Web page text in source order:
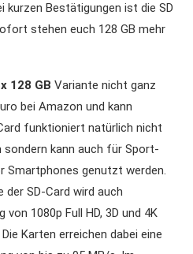
kurzen Bestätigungen ist die SD
stehen euch 128 GB mehr
128 GB Variante nicht ganz
bei Amazon und kann
funktioniert natürlich nicht
kann auch für Sport-
Smartphones genutzt werden.
SD-Card wird auch
von 1080p Full HD, 3D und 4K
Karten erreichen dabei eine